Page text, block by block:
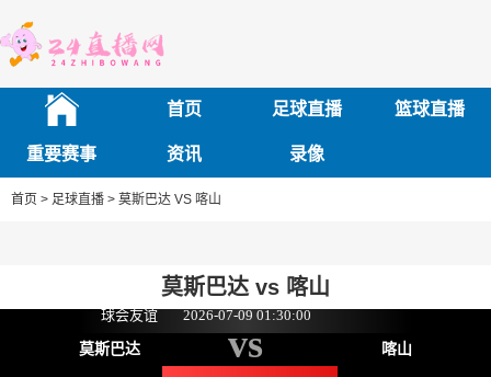
首页 足球直播 篮球直播
重要赛事 资讯 录像
首页 > 足球直播 > 莫斯巴达 VS 喀山
莫斯巴达 vs 喀山
球会友谊 2026-07-09 01:30:00
莫斯巴达 vs 喀山